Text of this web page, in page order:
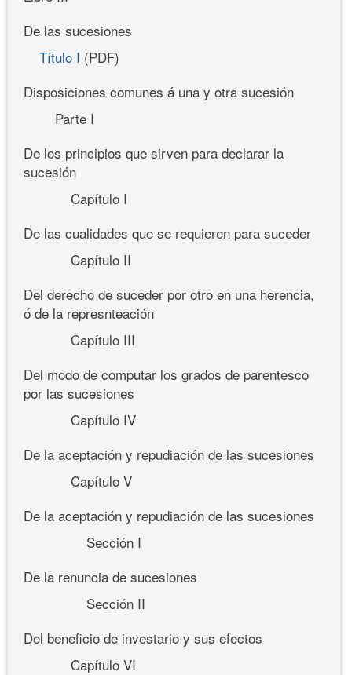
De las sucesiones
Título I (PDF)
Disposiciones comunes á una y otra sucesión
Parte I
De los principios que sirven para declarar la
sucesión
Capítulo I
De las cualidades que se requieren para suceder
Capítulo II
Del derecho de suceder por otro en una herencia,
ó de la represnteación
Capítulo III
Del modo de computar los grados de parentesco
por las sucesiones
Capítulo IV
De la aceptación y repudiación de las sucesiones
Capítulo V
De la aceptación y repudiación de las sucesiones
Sección I
De la renuncia de sucesiones
Sección II
Del beneficio de investario y sus efectos
Capítulo VI